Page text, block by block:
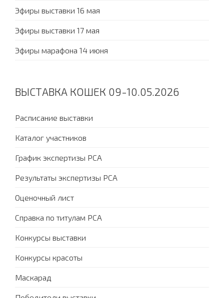
Эфиры выставки 16 мая
Эфиры выставки 17 мая
Эфиры марафона 14 июня
ВЫСТАВКА КОШЕК 09-10.05.2026
Расписание выставки
Каталог участников
График экспертизы PCA
Результаты экспертизы PCA
Оценочный лист
Справка по титулам PCA
Конкурсы выставки
Конкурсы красоты
Маскарад